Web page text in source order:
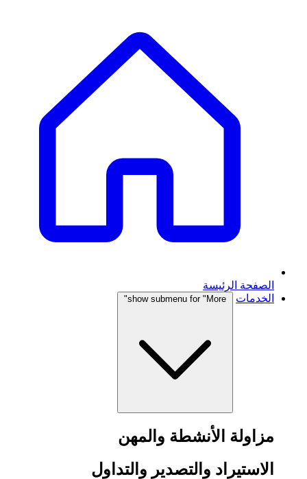
الصفحة الرئيسة
الخدمات
show submenu for "More"
مزاولة الأنشطة والمهن
الاستيراد والتصدير والتداول